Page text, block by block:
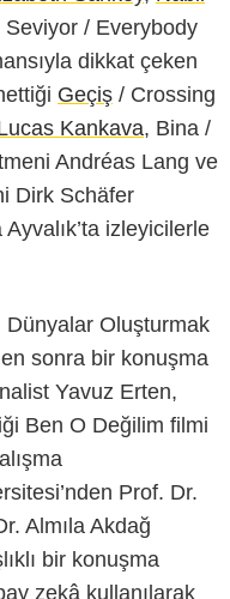
Seviyor / Everybody
dikkat çeken
Geçiş / Crossing
Kankava, Bina /
Andréas Lang ve
Dirk Schäfer
izleyicilerle
Dünyalar Oluşturmak
sonra bir konuşma
Yavuz Erten,
Ben O Değilim filmi
Prof. Dr.
Almıla Akdağ
bir konuşma
zekâ kullanılarak